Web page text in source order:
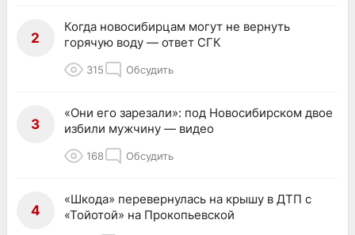
2
Когда новосибирцам могут не вернуть
горячую воду — ответ СГК
315 Обсудить
3
«Они его зарезали»: под Новосибирском двое
избили мужчину — видео
168 Обсудить
4
«Шкода» перевернулась на крышу в ДТП с
«Тойотой» на Прокопьевской